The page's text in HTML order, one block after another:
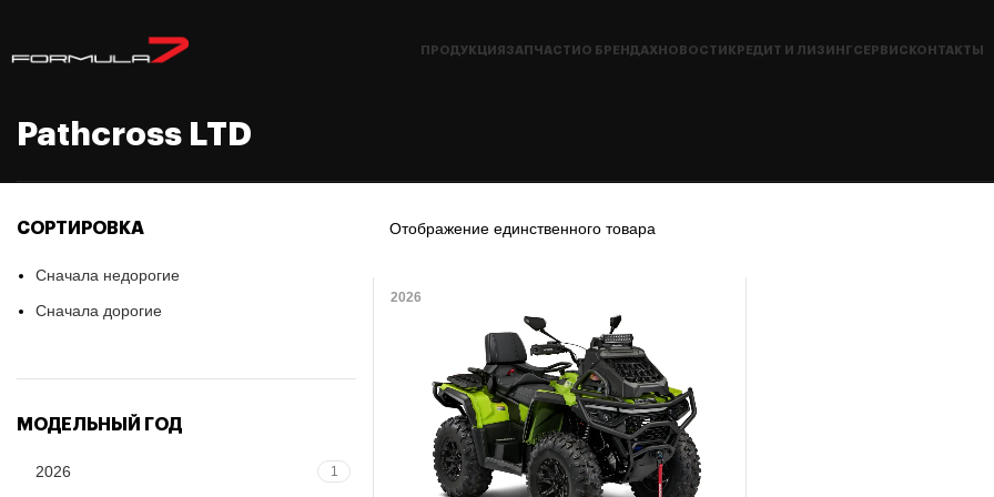
ПРОДУКЦИЯ ЗАПЧАСТИ О БРЕНДАХ НОВОСТИ КРЕДИТ И ЛИЗИНГСЕРВИС КОНТАКТЫ
Pathcross LTD
СОРТИРОВКА
Сначала недорогие
Сначала дорогие
МОДЕЛЬНЫЙ ГОД
2026 1
Отображение единственного товара
2026